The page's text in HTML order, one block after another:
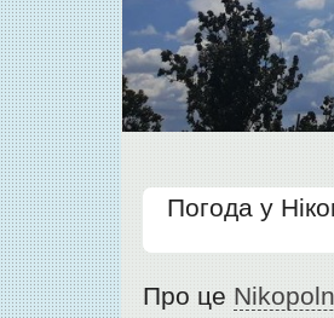
Погода у
Про це